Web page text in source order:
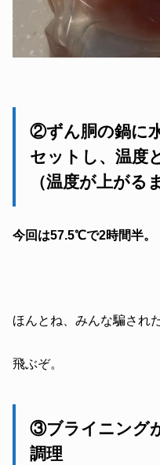
②ずん胴の鍋に
セットし、温度
（温度が上がる
今回は57.5℃で2時間半。
ほんとね、みんな騙され
飛ぶぞ。
③ブライニング
調理